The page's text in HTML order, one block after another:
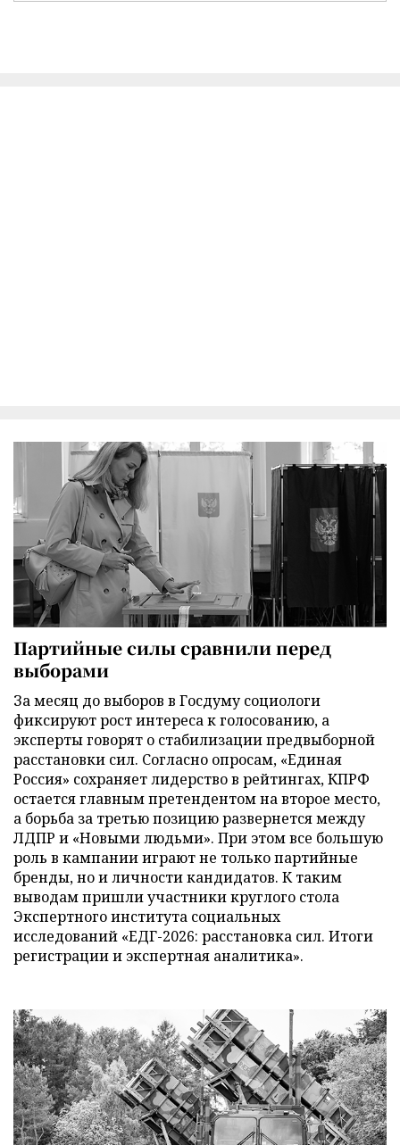
Партийные силы сравнили перед
выборами
За месяц до выборов в Госдуму социологи
фиксируют рост интереса к голосованию, а
эксперты говорят о стабилизации предвыборной
расстановки сил. Согласно опросам, «Единая
Россия» сохраняет лидерство в рейтингах, КПРФ
остается главным претендентом на второе место,
а борьба за третью позицию развернется между
ЛДПР и «Новыми людьми». При этом все большую
роль в кампании играют не только партийные
бренды, но и личности кандидатов. К таким
выводам пришли участники круглого стола
Экспертного института социальных
исследований «ЕДГ-2026: расстановка сил. Итоги
регистрации и экспертная аналитика».